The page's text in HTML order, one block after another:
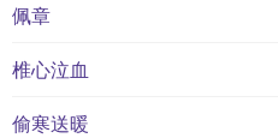
佩章
椎心泣血
偷寒送暖